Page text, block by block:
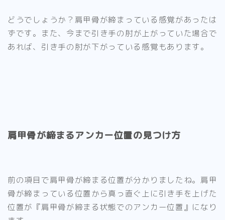
Follow Me
どうでしょうか？ 肩甲骨が締まっている感覚があったは
ずです。また、今まで引き手の肘が上がっていた場合で
あれば、引き手の肘が下がっている感覚もあります。
肩甲骨が締まるアンカー位置の見つけ方
前の項目で肩甲骨が締まる位置が分かりましたね。 肩甲
骨が締まっている位置から真っ直ぐ上に引き手を上げた
位置が『肩甲骨が締まる状態でのアンカー位置』 になり